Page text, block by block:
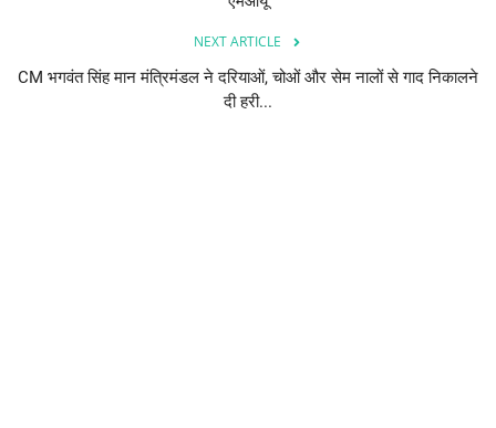
NEXT ARTICLE
CM भगवंत सिंह मान मंत्रिमंडल ने दरियाओं, चोओं और सेम नालों से गाद निकालने
दी हरी...